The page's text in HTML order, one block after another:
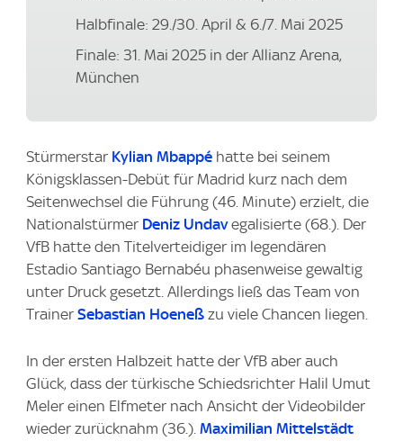
Halbfinale: 29./30. April & 6./7. Mai 2025
Finale: 31. Mai 2025 in der Allianz Arena,
München
Stürmerstar Kylian Mbappé hatte bei seinem
Königsklassen-Debüt für Madrid kurz nach dem
Seitenwechsel die Führung (46. Minute) erzielt, die
Nationalstürmer Deniz Undavegalisierte (68.). Der
VfB hatte den Titelverteidiger im legendären
Estadio Santiago Bernabéu phasenweise gewaltig
unter Druck gesetzt. Allerdings ließ das Team von
Trainer Sebastian Hoeneß zu viele Chancen liegen.
In der ersten Halbzeit hatte der VfB aber auch
Glück, dass der türkische Schiedsrichter Halil Umut
Meler einen Elfmeter nach Ansicht der Videobilder
wieder zurücknahm (36.). Maximilian Mittelstädt